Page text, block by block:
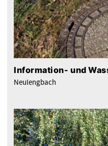
Information- und
Neulengbach